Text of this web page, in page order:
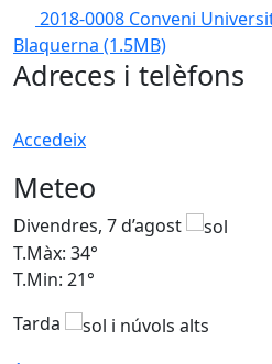
2018-0008 Conveni
Blaquerna (1.5MB)
Adreces i telèfons
Accedeix
Meteo
Divendres, 7 d’agost
T.Màx: 34°
T.Min: 21°
Tarda